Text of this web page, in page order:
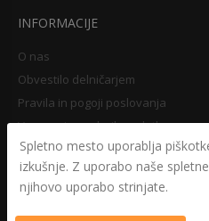
INFORMACIJE
O nas
Obvestilo delničarjem
Pravila in pogoji poslovanja
Varovanje osebnih podatkov
Druga določila
Pravilnik o zasebnosti
Pravno obvestilo
Spletno mesto uporablja
izkušnje. Z uporabo naše
njihovo uporabo strinjate.